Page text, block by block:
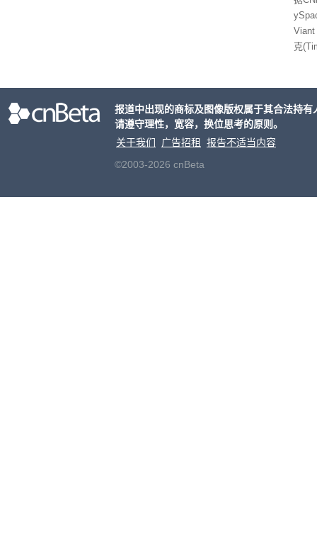
Viant
克
算法
报道中出现的商标及图像版权属于其合法持
请遵守理性，宽容，换位思考的原则。
关于我们
广告招租
报告不适当内容
©2003-2026 cnBeta